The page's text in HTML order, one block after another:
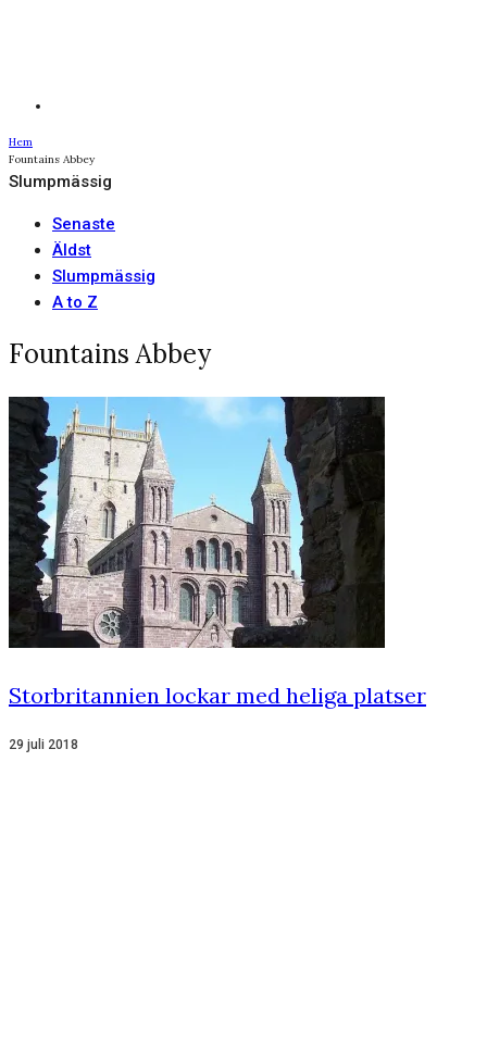
Hem
Fountains Abbey
Slumpmässig
Senaste
Äldst
Slumpmässig
A to Z
Fountains Abbey
Storbritannien lockar med heliga platser
29 juli 2018